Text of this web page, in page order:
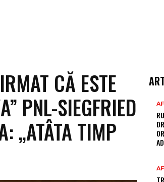
CĂ ESTE
PNL-SIEGFRIED
„ATÂTA TIMP